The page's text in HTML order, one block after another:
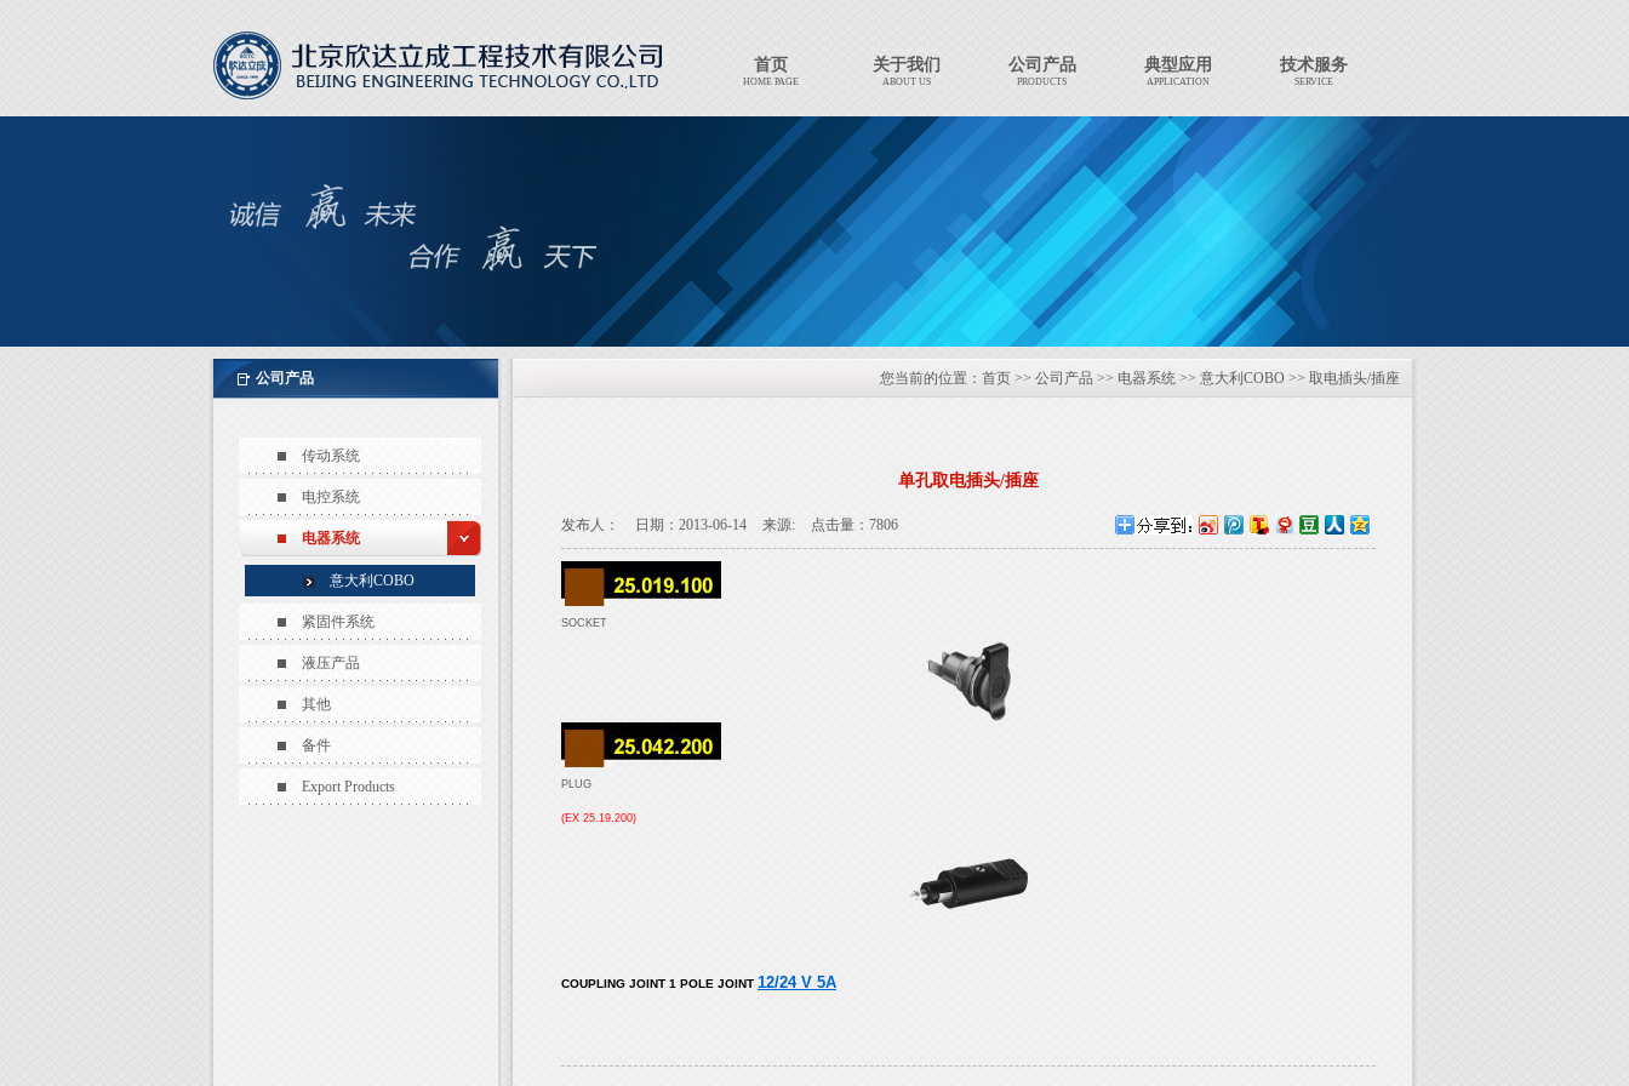
首页
HOME PAGE
关于我们
ABOUT US
公司产品
PRODUCTS
典型应用
APPLICATION
技术服务
SERVICE
EXPORT PRODUCTS
公司产品
传动系统
电控系统
电器系统
意大利COBO
紧固件系统
液压产品
其他
备件
Export Products
您当前的位置： 首页 >> 公司产品 >> 电器系统 >> 意大利COBO >> 取电插头/插座
单孔取电插头/插座
发布人： 日期：2013-06-14 来源: 点击量：7806
SOCKET
PLUG
(EX 25.19.200)
COUPLING JOINT 1 POLE JOINT 12/24 V 5A